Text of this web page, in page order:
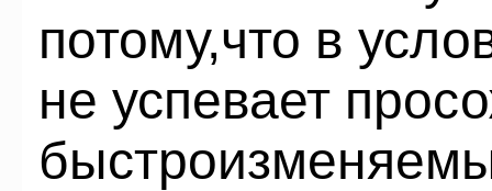
потому,что в
не успевает